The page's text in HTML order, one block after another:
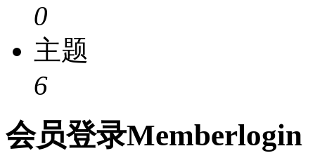
0
主题
6
会员登录Memberlogin